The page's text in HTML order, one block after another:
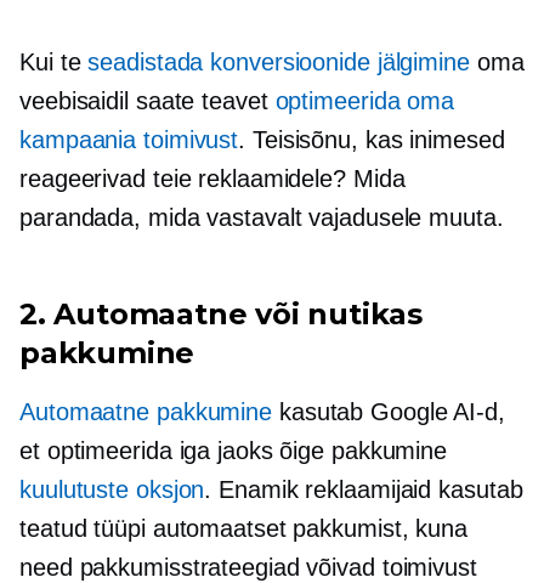
Kui teseadistada konversioonide jälgimineoma
veebisaidil saate teavet optimeerida oma
kampaania toimivust. Teisisõnu, kas inimesed
reageerivad teie reklaamidele? Mida
parandada, mida vastavalt vajadusele muuta.
2. Automaatne või nutikas
pakkumine
Automaatne pakkumine kasutab Google AI-d,
et optimeerida iga jaoks õige pakkumine
kuulutuste oksjon. Enamik reklaamijaid kasutab
teatud tüüpi automaatset pakkumist, kuna
need pakkumisstrateegiad võivad toimivust